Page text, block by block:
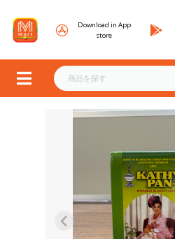
Download in App
store